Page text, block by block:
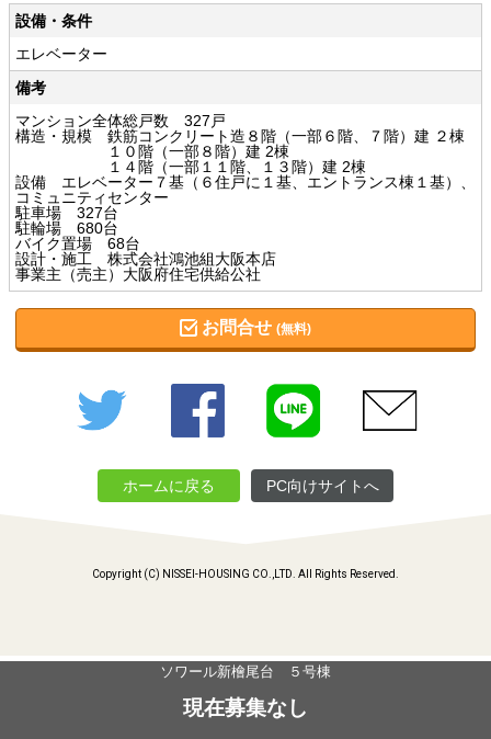
設備・条件
エレベーター
備考
マンション全体総戸数 327戸
構造・規模 鉄筋コンクリート造８階（一部６階、７階）建 ２棟
１０階（一部８階）建 2棟
１４階（一部１１階、１３階）建 2棟
設備 エレベーター７基（６住戸に１基、エントランス棟１基）、
コミュニティセンター
駐車場 327台
駐輪場 680台
バイク置場 68台
設計・施工 株式会社鴻池組大阪本店
事業主（売主）大阪府住宅供給公社
お問合せ (無料)
Twitter Facebook
ソワール新檜尾台 ５号棟
現在募集なし
ホームに戻る PC向けサイトへ
Copyright (C) NISSEI-HOUSING CO.,LTD. All Rights Reserved.